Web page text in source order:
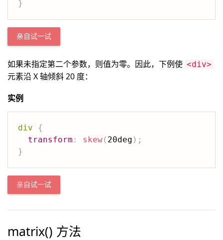
}
亲自试一试
如果未指定第二个参数，则值为零。因此，下例使 <div>
元素沿 X 轴倾斜 20 度：
实例
div
{
transform : skew( 20deg ) ;
}
亲自试一试
matrix() 方法